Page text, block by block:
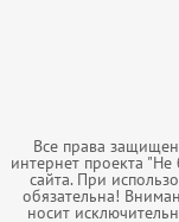
Все права
интернет проекта
сайта. При
обязательна!
носит